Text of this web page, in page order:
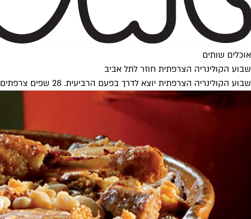
אוכלים שותים
שבוע הקולינריה הצרפתית חוזר לתל אביב
שבוע הקולינריה הצרפתית יוצא לדרך בפעם הרביעית. 28 שפים צרפתים, 20 מסעדות, 4 קונדיטוריות ו־6 ערים ישתתפו בחגיגה הקולינרית, שתתמקד השנה בעיר טולוז. בון אפטי